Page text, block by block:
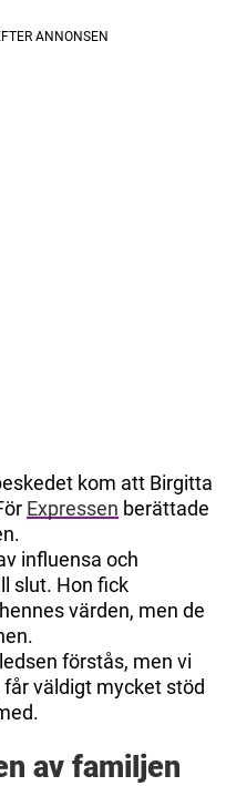
kom att Birgitta
Expressen berättade
influensa och
slut. Hon fick
värden, men de
förstås, men vi
väldigt mycket stöd
av familjen